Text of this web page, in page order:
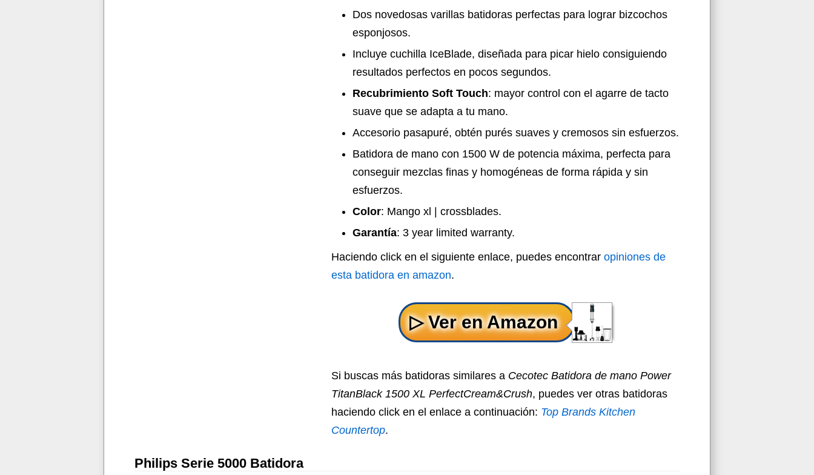
Dos novedosas varillas batidoras perfectas para lograr bizcochos
esponjosos.
Incluye cuchilla IceBlade, diseñada para picar hielo consiguiendo
resultados perfectos en pocos segundos.
Recubrimiento Soft Touch: mayor control con el agarre de tacto
suave que se adapta a tu mano.
Accesorio pasapuré, obtén purés suaves y cremosos sin esfuerzos.
Batidora de mano con 1500 W de potencia máxima, perfecta para
conseguir mezclas finas y homogéneas de forma rápida y sin
esfuerzos.
Color: Mango xl | crossblades.
Garantía: 3 year limited warranty.
Haciendo click en el siguiente enlace, puedes encontrar opiniones de
esta batidora en amazon.
Si buscas más batidoras similares a Cecotec Batidora de mano Power
TitanBlack 1500 XL PerfectCream&Crush, puedes ver otras batidoras
haciendo click en el enlace a continuación: Top Brands Kitchen
Countertop.
Philips Serie 5000 Batidora